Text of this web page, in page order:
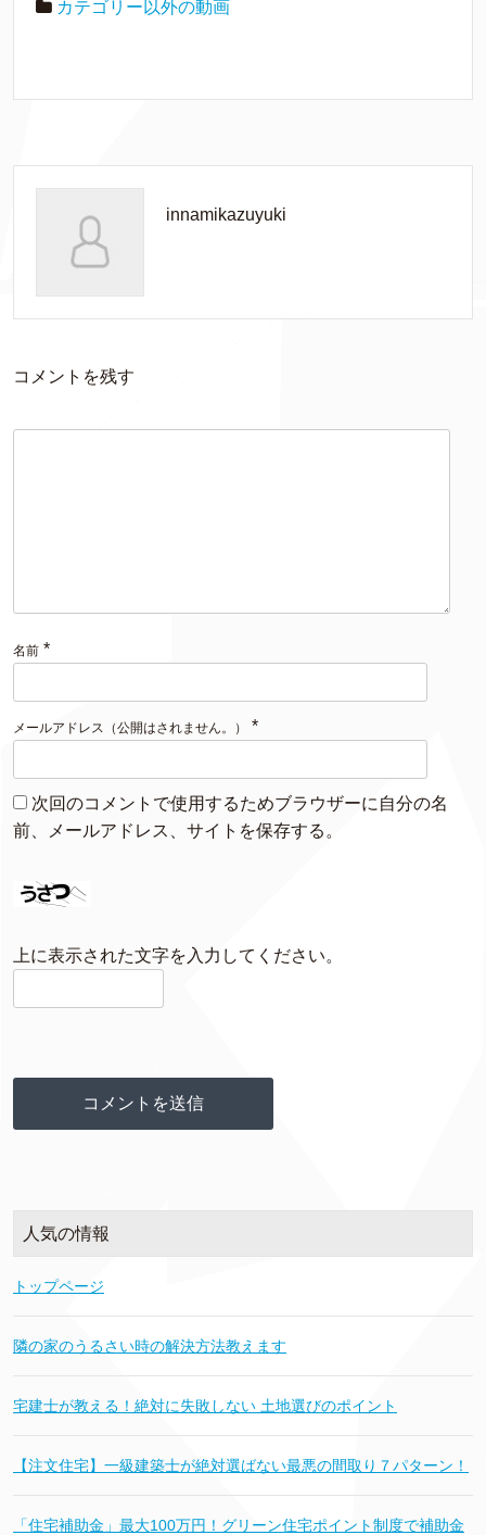
カテゴリー以外の動画
innamikazuyuki
コメントを残す
名前 *
メールアドレス（公開はされません。） *
次回のコメントで使用するためブラウザーに自分の名
前、メールアドレス、サイトを保存する。
上に表示された文字を入力してください。
人気の情報
トップページ
隣の家のうるさい時の解決方法教えます
宅建士が教える！絶対に失敗しない 土地選びのポイント
【注文住宅】一級建築士が絶対選ばない最悪の間取り７パターン！
「住宅補助金」最大100万円！グリーン住宅ポイント制度で補助金